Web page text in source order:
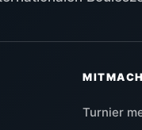
Turnier